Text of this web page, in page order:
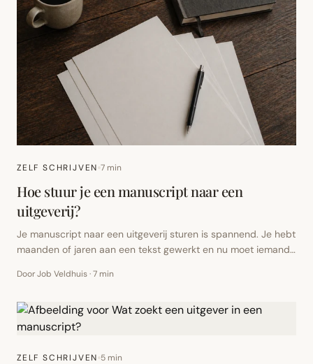
ZELF SCHRIJVEN 7 min
Hoe stuur je een manuscript naar een
uitgeverij?
Je manuscript naar een uitgeverij sturen is spannend. Je hebt
maanden of jaren aan een tekst gewerkt en nu moet iemand
Juist daarom helpt het om je inzending zorgvuldig voor te
maar omdat een goede inzending laat zien dat je serieus met
je werk omgaat.
Door Job Veldhuis·7 min
ZELF SCHRIJVEN 5 min